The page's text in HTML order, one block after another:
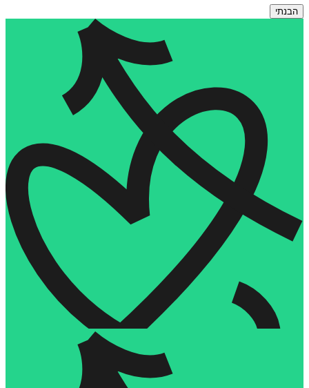
הבנתי